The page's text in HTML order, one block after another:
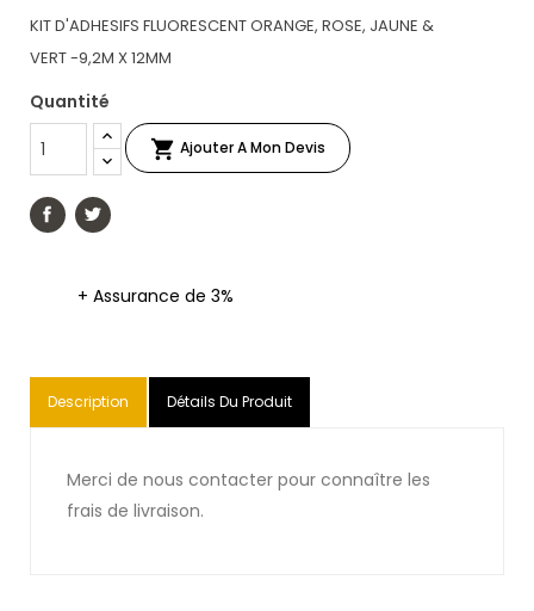
KIT D'ADHESIFS FLUORESCENT ORANGE, ROSE, JAUNE &
VERT-9,2M X 12MM
Quantité
 Ajouter A Mon Devis
+ Assurance de 3%
Description Détails Du Produit
Merci de nous contacter pour connaître les
frais de livraison.